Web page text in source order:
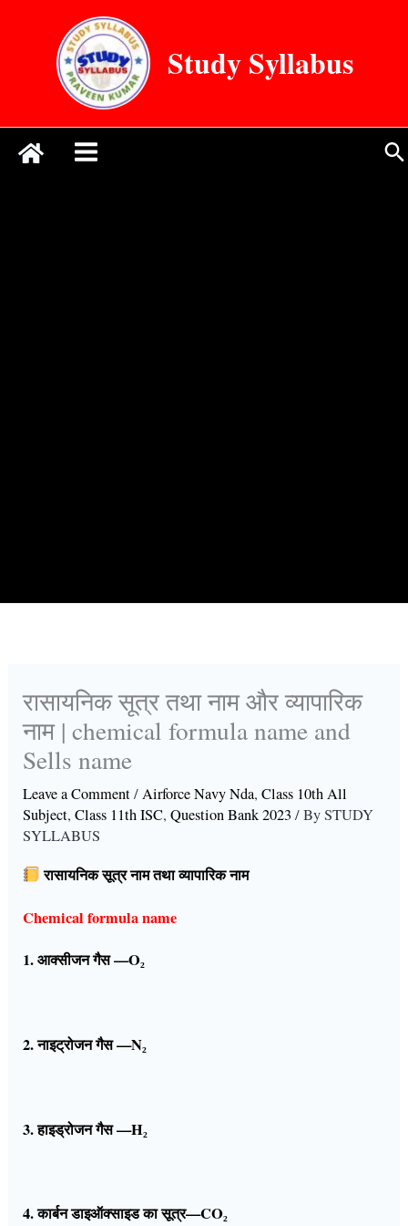
Study Syllabus
रासायनिक सूत्र तथा नाम और व्यापारिक
नाम | chemical formula name and
Sells name
Leave a Comment/Airforce Navy Nda,Class 10th All
Subject,Class 11th ISC,Question Bank 2023 / BySTUDY
SYLLABUS
रासायनिक सूत्र नाम तथा व्यापारिक नाम
Chemical formula name
1. आक्सीजन गैस —O₂
2. नाइट्रोजन गैस —N₂
3. हाइड्रोजन गैस —H₂
4. कार्बन डाइऑक्साइड का सूत्र—CO₂